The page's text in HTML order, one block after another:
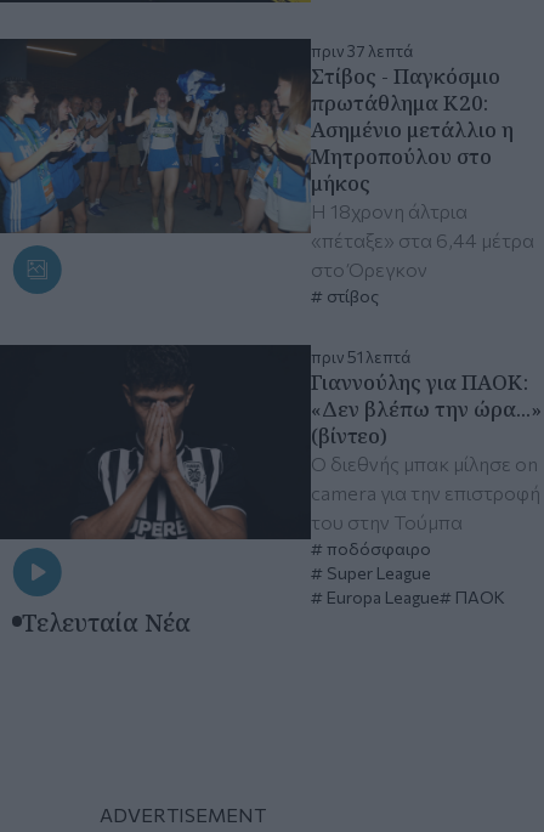
πριν 37 λεπτά
Στίβος - Παγκόσμιο
πρωτάθλημα Κ20:
Ασημένιο μετάλλιο η
Μητροπούλου στο
μήκος
Η 18χρονη άλτρια
«πέταξε» στα 6,44 μέτρα
στο Όρεγκον
στίβος
πριν 51 λεπτά
Γιαννούλης για ΠΑΟΚ:
«Δεν βλέπω την ώρα...»
(βίντεο)
Ο διεθνής μπακ μίλησε on
camera για την επιστροφή
του στην Τούμπα
ποδόσφαιρο
Super League
Europa League
ΠΑΟΚ
Τελευταία Νέα